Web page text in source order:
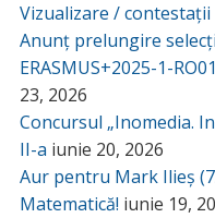
Vizualizare / contestații
Anunț prelungire
ERASMUS+2025-1-
23, 2026
Concursul „Inomedia.
II-a iunie 20, 2026
Aur pentru Mark Ilieș
Matematică! iunie 19,